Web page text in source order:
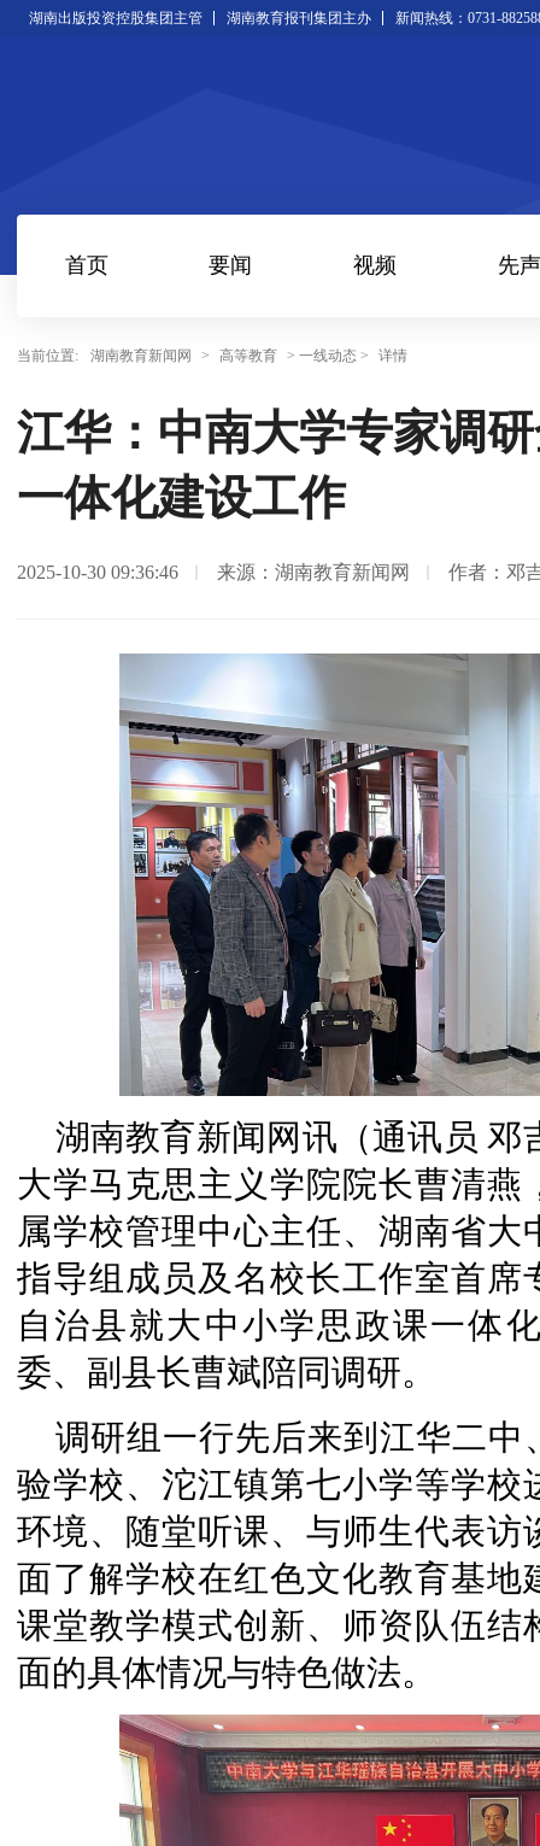
湖南出版投资控股集团主管 湖南教育报刊集团主办 新闻热线：0731-
首页 要闻 视频 先声
当前位置: 湖南教育新闻网 > 高等教育 > 一线动态 > 详情
江华：中南大学专家调
一体化建设工作
2025-10-30 09:36:46 来源：湖南教育新闻网 作者：邓
湖南教育新闻网讯（通讯员 邓
大学马克思主义学院院长曹清
属学校管理中心主任、湖南省
指导组成员及名校长工作室首
自治县就大中小学思政课一体
委、副县长曹斌陪同调研。
调研组一行先后来到江华二
验学校、沱江镇第七小学等学
环境、随堂听课、与师生代表
面了解学校在红色文化教育基
课堂教学模式创新、师资队伍
面的具体情况与特色做法。